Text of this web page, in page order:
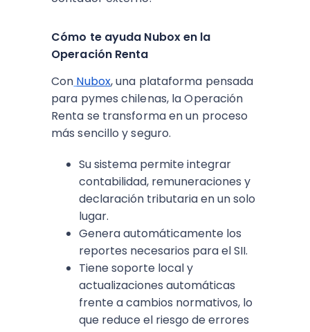
Cómo te ayuda Nubox en la
Operación Renta
Con Nubox, una plataforma pensada
para pymes chilenas, la Operación
Renta se transforma en un proceso
más sencillo y seguro.
Su sistema permite integrar
contabilidad, remuneraciones y
declaración tributaria en un solo
lugar.
Genera automáticamente los
reportes necesarios para el SII.
Tiene soporte local y
actualizaciones automáticas
frente a cambios normativos, lo
que reduce el riesgo de errores